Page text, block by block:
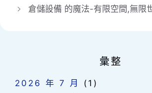
倉儲設備 的魔法-有限空間,無限
彙整
2026 年 7 月
(1)